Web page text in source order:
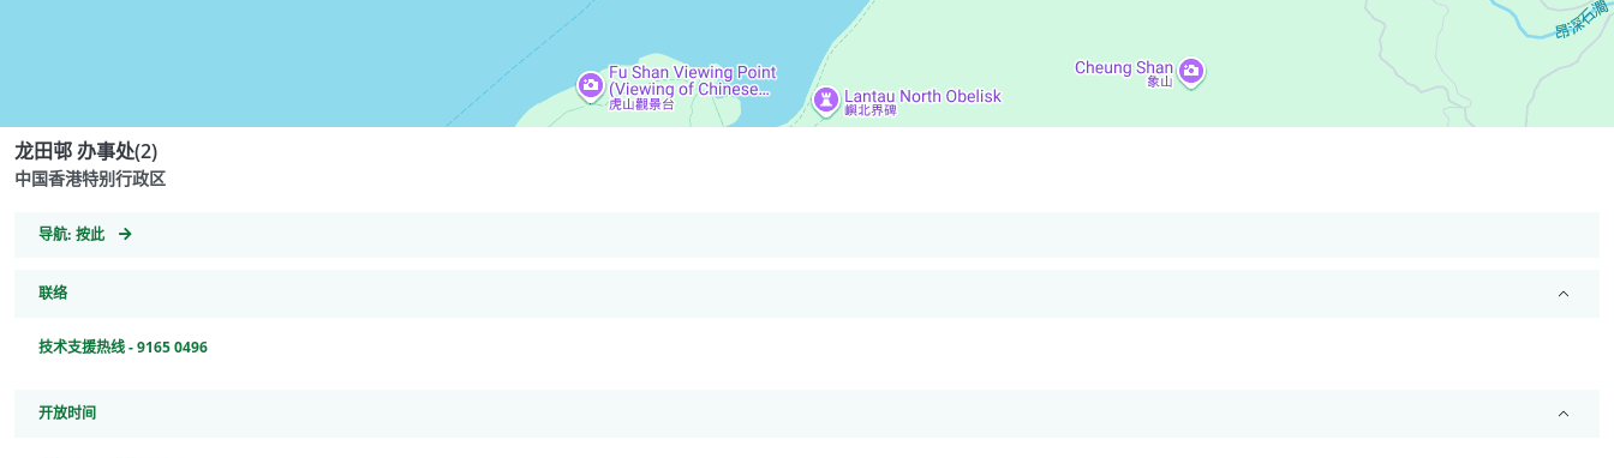
龙田邨 办事处(2)
中国香港特别行政区
导航: GeoCoordinates
按此
联络
技术支援热线 - 9165 0496
开放时间